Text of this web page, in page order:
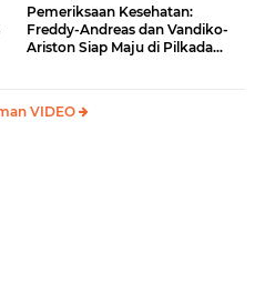
Pemeriksaan Kesehatan:
Freddy-Andreas dan Vandiko-
Ariston Siap Maju di Pilkada
VIDEO